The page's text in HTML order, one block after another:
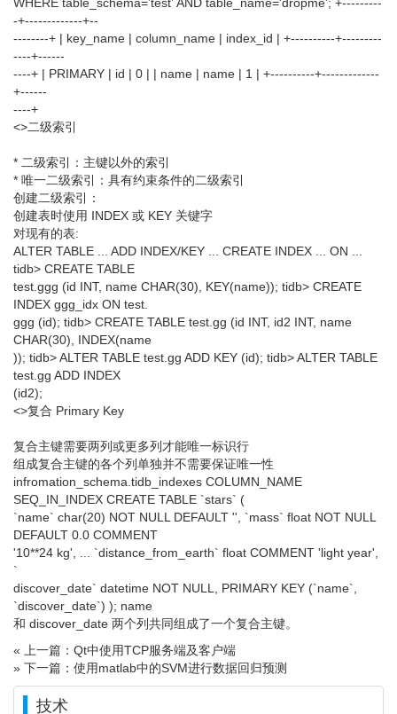
-+-------------+--
--------+ | key_name | column_name | index_id | +----------+---------
----+------
----+ | PRIMARY | id | 0 | | name | name | 1 | +----------+-------------
+------
----+
<>二级索引
* 二级索引：主键以外的索引
* 唯一二级索引：具有约束条件的二级索引
创建二级索引：
创建表时使用 INDEX 或 KEY 关键字
对现有的表:
ALTER TABLE ... ADD INDEX/KEY ... CREATE INDEX ... ON ...
tidb> CREATE TABLE
test.ggg (id INT, name CHAR(30), KEY(name)); tidb> CREATE
INDEX ggg_idx ON test.
ggg (id); tidb> CREATE TABLE test.gg (id INT, id2 INT, name
CHAR(30), INDEX(name
)); tidb> ALTER TABLE test.gg ADD KEY (id); tidb> ALTER TABLE
test.gg ADD INDEX
(id2);
<>复合 Primary Key
复合主键需要两列或更多列才能唯一标识行
组成复合主键的各个列单独并不需要保证唯一性
infromation_schema.tidb_indexes COLUMN_NAME
SEQ_IN_INDEX CREATE TABLE `stars` (
`name` char(20) NOT NULL DEFAULT '', `mass` float NOT NULL
DEFAULT 0.0 COMMENT
'10**24 kg', ... `distance_from_earth` float COMMENT 'light year',
`
discover_date` datetime NOT NULL, PRIMARY KEY (`name`,
`discover_date`) ); name
和 discover_date 两个列共同组成了一个复合主键。
« 上一篇：Qt中使用TCP服务端及客户端
» 下一篇：使用matlab中的SVM进行数据回归预测
技术